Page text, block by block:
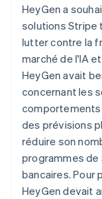
HeyGen a
solutions Stripe
lutter contre la
marché de l'IA
HeyGen avait
concernant les
comportements
des prévisions
réduire son
programmes de
bancaires. Pour
HeyGen devait